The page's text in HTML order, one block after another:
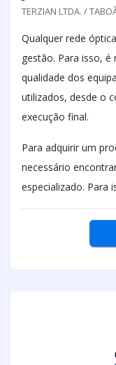
TERZIAN LTDA. /
Qualquer rede
gestão. Para isso,
qualidade dos
utilizados, desde o
execução final.
Para adquirir um
necessário
especializado. Para